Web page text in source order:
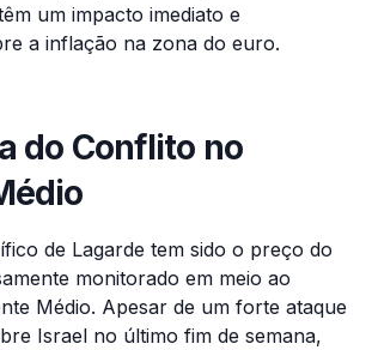
um impacto imediato e
a inflação na zona do euro.
do Conflito no
de Lagarde tem sido o preço do
monitorado em meio ao
Médio. Apesar de um forte ataque
Israel no último fim de semana,